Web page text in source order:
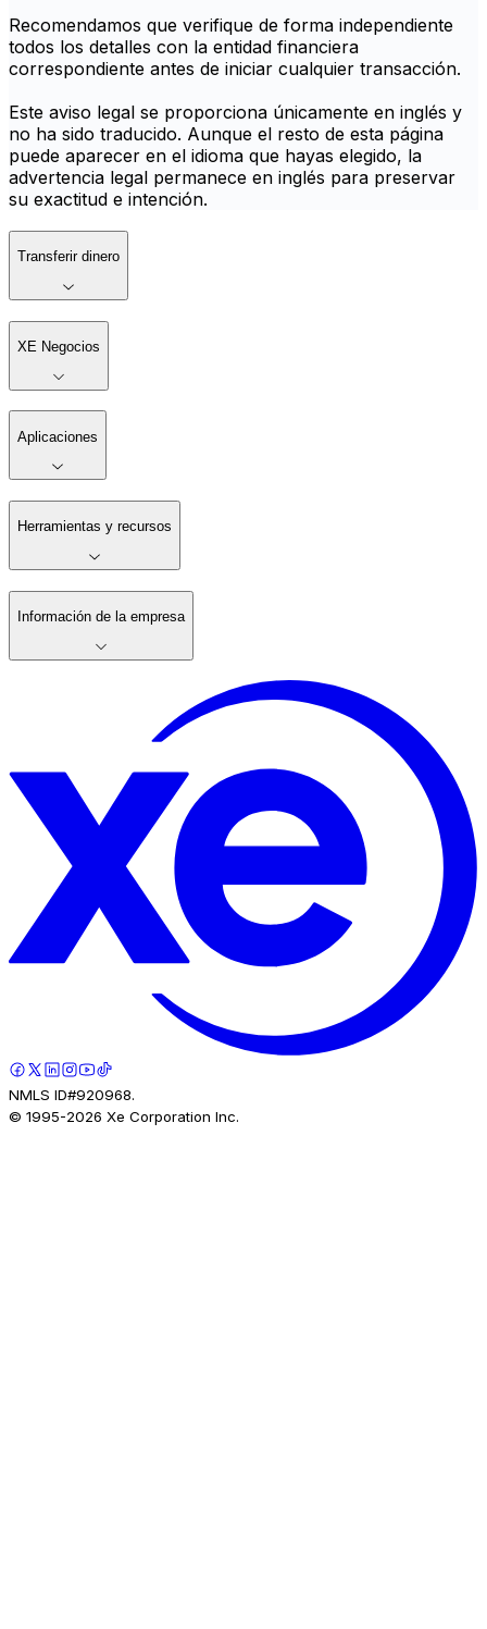
Recomendamos que verifique de forma independiente
todos los detalles con la entidad financiera
correspondiente antes de iniciar cualquier transacción.
Este aviso legal se proporciona únicamente en inglés y
no ha sido traducido. Aunque el resto de esta página
puede aparecer en el idioma que hayas elegido, la
advertencia legal permanece en inglés para preservar
su exactitud e intención.
Transferir dinero
XE Negocios
Aplicaciones
Herramientas y recursos
Información de la empresa
NMLS ID#920968.
© 1995-2026 Xe Corporation Inc.